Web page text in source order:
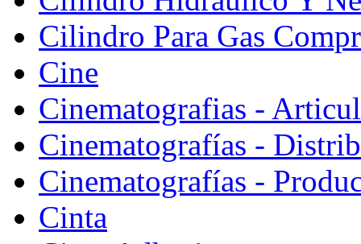
Cilindro Para Gas
Cine
Cinematografias -
Cinematografías -
Cinematografías -
Cinta